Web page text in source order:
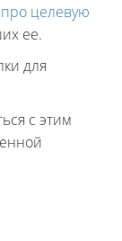
целевую
ее.
для
с этим